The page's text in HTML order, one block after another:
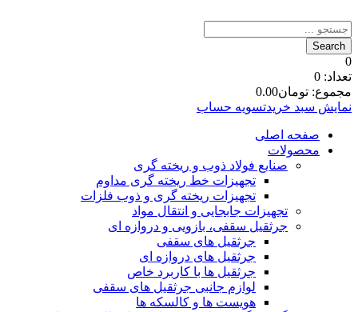
0
تعداد: 0
مجموع: تومان0.00
نمایش سبد خریدتسویه حساب
صفحه اصلی
محصولات
صنایع فولاد ذوب و ریخته گری
تجهیزات خط ریخته گری مداوم
تجهیزات ریخته گری و ذوب فلزات
تجهیزات جابجایی و انتقال مواد
جرثقیل سقفی، بازویی و دروازه ای
جرثقیل های سقفی
جرثقیل های دروازه ای
جرثقیل ها با کاربرد خاص
لوازم جانبی جرثقیل های سقفی
هویست ها و کالسکه ها